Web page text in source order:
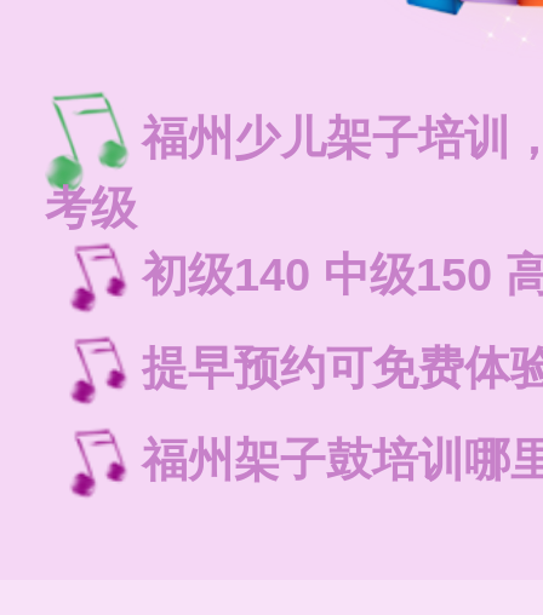
福州少儿架子培训
考级
初级140 中级150
提早预约可免费体
福州架子鼓培训哪